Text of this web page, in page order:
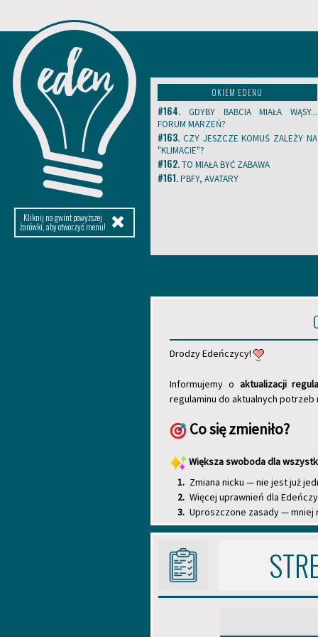
Kliknij na gwint powyższej
żarówki, aby otworzyć menu!
OKIEM EDENU
#164. GDYBY BABCIA MIAŁA WĄSY...
FORUM MARZEŃ?
#163. CZY JESZCZE KOMUŚ ZALEŻY NA
"KLIMACIE"?
#162.TO MIAŁA BYĆ ZABAWA
#161.PBFY, AVATARY
Drodzy Edeńczycy!
Informujemy o aktualizacji
regulaminu do aktualnych potrzeb
Co się zmieniło?
Większa swoboda dla
Zmiana nicku — nie jest już
Więcej uprawnień dla
Uproszczone zasady — mniej
Nowy wygląd i struktura
Przejrzysty system numeracji
Kultura szacunku
Zamiast długiej listy